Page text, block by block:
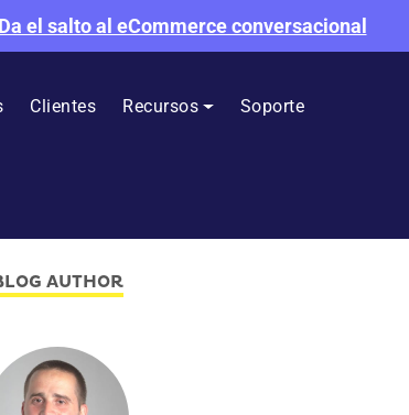
Da el salto al eCommerce conversacional
Clientes Recursos Soporte
AUTHOR